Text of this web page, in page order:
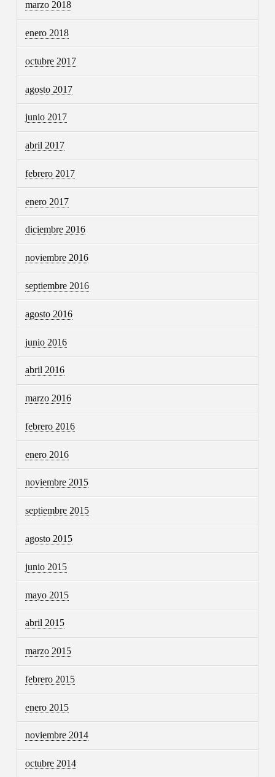
marzo 2018
enero 2018
octubre 2017
agosto 2017
junio 2017
abril 2017
febrero 2017
enero 2017
diciembre 2016
noviembre 2016
septiembre 2016
agosto 2016
junio 2016
abril 2016
marzo 2016
febrero 2016
enero 2016
noviembre 2015
septiembre 2015
agosto 2015
junio 2015
mayo 2015
abril 2015
marzo 2015
febrero 2015
enero 2015
noviembre 2014
octubre 2014